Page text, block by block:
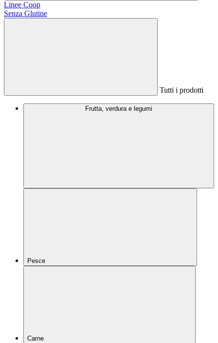
Linee Coop
Senza Glutine
Tutti i prodotti
Frutta, verdura e legumi
Pesce
Carne